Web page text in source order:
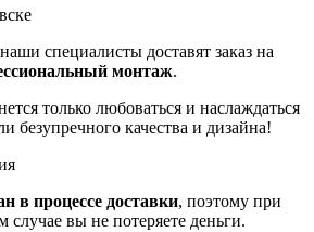
специалисты доставят заказ на
монтаж.
только любоваться и наслаждаться
безупречного качества и дизайна!
в процессе доставки, поэтому при
вы не потеряете деньги.